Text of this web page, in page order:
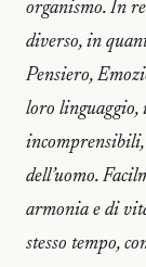
organismo. In
diverso, in
Pensiero,
loro linguaggio,
dell’uomo.
armonia e di
stesso tempo,